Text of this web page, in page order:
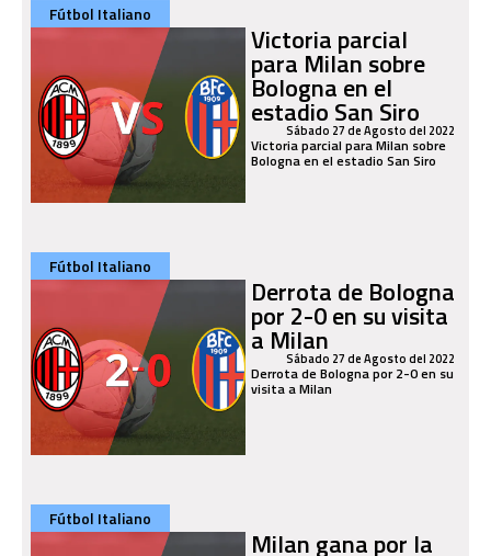
Fútbol Italiano
Victoria parcial
para Milan sobre
Bologna en el
estadio San Siro
Sábado 27 de Agosto del 2022
Victoria parcial para Milan sobre
Bologna en el estadio San Siro
Fútbol Italiano
Derrota de Bologna
por 2-0 en su visita
a Milan
Sábado 27 de Agosto del 2022
Derrota de Bologna por 2-0 en su
visita a Milan
Fútbol Italiano
Milan gana por la